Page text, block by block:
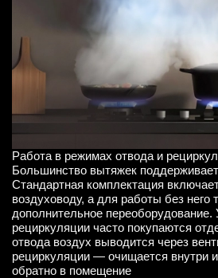
Работа в режимах отвода и
Большинство вытяжек
Стандартная комплектация
воздуховоду, а для работы без него
дополнительное
рециркуляции часто покупаются
отвода воздух выводится через
рециркуляции — очищается внутри
обратно в помещение